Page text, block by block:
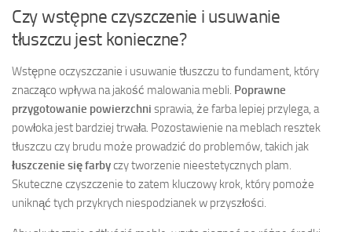
Czy wstępne czyszczenie i usuwanie
tłuszczu jest konieczne?
Wstępne oczyszczanie i usuwanie tłuszczu to fundament, który
znacząco wpływa na jakość malowania mebli. Poprawne
przygotowanie powierzchni sprawia, że farba lepiej przylega, a
powłoka jest bardziej trwała. Pozostawienie na meblach resztek
tłuszczu czy brudu może prowadzić do problemów, takich jak
łuszczenie się farbyczy tworzenie nieestetycznych plam.
Skuteczne czyszczenie to zatem kluczowy krok, który pomoże
uniknąć tych przykrych niespodzianek w przyszłości.